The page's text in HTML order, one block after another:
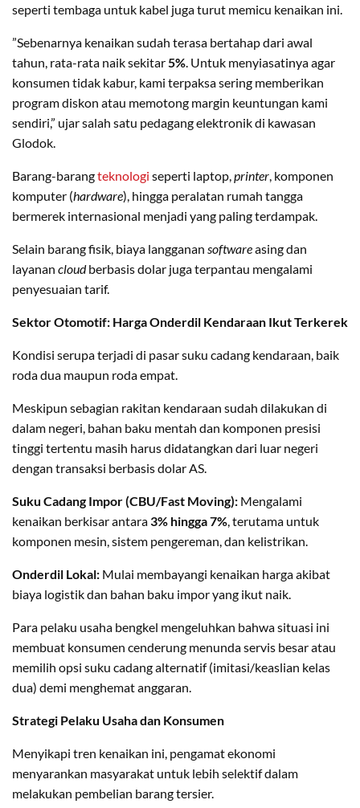
seperti tembaga untuk kabel juga turut memicu kenaikan ini.
​”Sebenarnya kenaikan sudah terasa bertahap dari awal
tahun, rata-rata naik sekitar5%. Untuk menyiasatinya agar
konsumen tidak kabur, kami terpaksa sering memberikan
program diskon atau memotong margin keuntungan kami
sendiri,” ujar salah satu pedagang elektronik di kawasan
Glodok.
​Barang-barangteknologi seperti laptop,printer, komponen
komputer (hardware), hingga peralatan rumah tangga
bermerek internasional menjadi yang paling terdampak.
Selain barang fisik, biaya langganan softwareasing dan
layanan cloudberbasis dolar juga terpantau mengalami
penyesuaian tarif.
​Sektor Otomotif: Harga Onderdil Kendaraan Ikut Terkerek
​Kondisi serupa terjadi di pasar suku cadang kendaraan, baik
roda dua maupun roda empat.
Meskipun sebagian rakitan kendaraan sudah dilakukan di
dalam negeri, bahan baku mentah dan komponen presisi
tinggi tertentu masih harus didatangkan dari luar negeri
dengan transaksi berbasis dolar AS.
Suku Cadang Impor (CBU/Fast Moving): Mengalami
kenaikan berkisar antara 3% hingga 7%, terutama untuk
komponen mesin, sistem pengereman, dan kelistrikan.
Onderdil Lokal: Mulai membayangi kenaikan harga akibat
biaya logistik dan bahan baku impor yang ikut naik.
​Para pelaku usaha bengkel mengeluhkan bahwa situasi ini
membuat konsumen cenderung menunda servis besar atau
memilih opsi suku cadang alternatif (imitasi/keaslian kelas
dua) demi menghemat anggaran.
​Strategi Pelaku Usaha dan Konsumen
​Menyikapi tren kenaikan ini, pengamat ekonomi
menyarankan masyarakat untuk lebih selektif dalam
melakukan pembelian barang tersier.